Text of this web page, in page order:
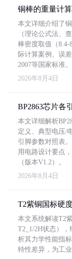
铜棒的重量计
本文详细介绍了
（理论公式法、
棒密度取值（8.4-
际计算案例、误
2007等国家标准。
2026年8月4日
BP2863芯片各
本文详细解析
定义、典型电压/
引脚参数对照表
用电路设计要点
（版本V1.2）。
2026年8月4日
T2紫铜国标硬
本文系统解读T2
T2_1/2H状态），
析其力学性能指
特性差异，为工